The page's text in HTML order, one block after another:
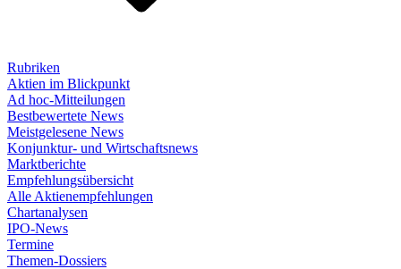
Rubriken
Aktien im Blickpunkt
Ad hoc-Mitteilungen
Bestbewertete News
Meistgelesene News
Konjunktur- und Wirtschaftsnews
Marktberichte
Empfehlungsübersicht
Alle Aktienempfehlungen
Chartanalysen
IPO-News
Termine
Themen-Dossiers